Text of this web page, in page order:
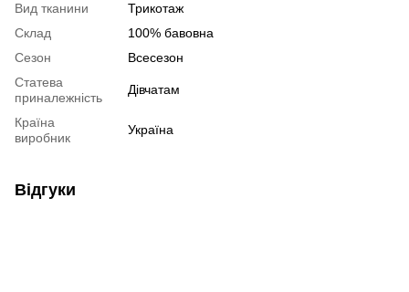
Вид тканини
Трикотаж
Склад
100% бавовна
Сезон
Всесезон
Статева
приналежність
Дівчатам
Країна
виробник
Україна
Відгуки